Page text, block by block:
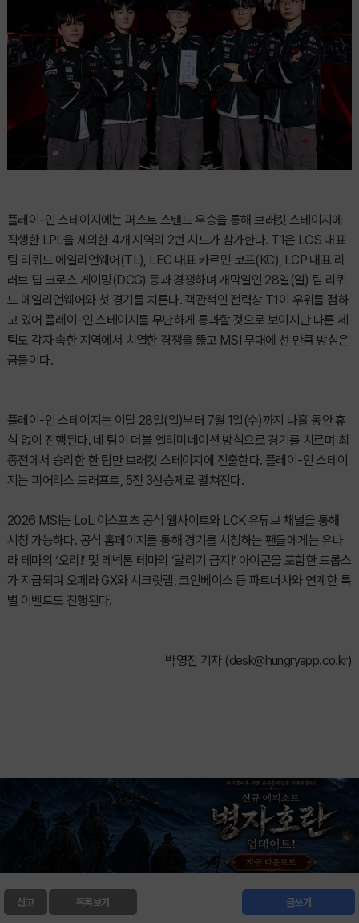
플레이-인 스테이지에는 퍼스트 스탠드 우승을 통해 브래킷 스테이지에
직행한 LPL을 제외한 4개 지역의 2번 시드가 참가한다. T1은 LCS 대표
팀 리퀴드 에일리언웨어(TL), LEC 대표 카르민 코프(KC), LCP 대표 리
러브 딥 크로스 게이밍(DCG) 등과 경쟁하며 개막일인 28일(일) 팀 리퀴
드 에일리언웨어와 첫 경기를 치른다. 객관적인 전력상 T1이 우위를 점하
고 있어 플레이-인 스테이지를 무난하게 통과할 것으로 보이지만 다른 세
팀도 각자 속한 지역에서 치열한 경쟁을 뚫고 MSI 무대에 선 만큼 방심은
금물이다.
플레이-인 스테이지는 이달 28일(일)부터 7월 1일(수)까지 나흘 동안 휴
식 없이 진행된다. 네 팀이 더블 엘리미네이션 방식으로 경기를 치르며 최
종전에서 승리한 한 팀만 브래킷 스테이지에 진출한다. 플레이-인 스테이
지는 피어리스 드래프트, 5전 3선승제로 펼쳐진다.
2026 MSI는 LoL 이스포츠 공식 웹사이트와 LCK 유튜브 채널을 통해
시청 가능하다. 공식 홈페이지를 통해 경기를 시청하는 팬들에게는 유나
라 테마의 ‘오리!’ 및 레넥톤 테마의 ‘달리기 금지!’ 아이콘을 포함한 드롭스
가 지급되며 오페라 GX와 시크릿랩, 코인베이스 등 파트너사와 연계한 특
별 이벤트도 진행된다.
박영진 기자 (desk@hungryapp.co.kr)
신고 글쓰기
목록보기